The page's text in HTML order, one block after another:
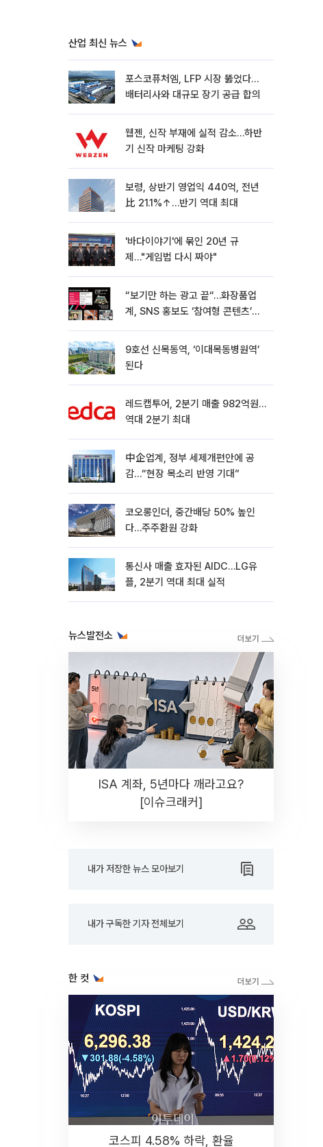
산업 최신 뉴스
포스코퓨처엠, LFP 시장 뚫었다…
배터리사와 대규모 장기 공급 합의
웹젠, 신작 부재에 실적 감소…하반
기 신작 마케팅 강화
보령, 상반기 영업익 440억, 전년
比 21.1%↑…반기 역대 최대
'바다이야기'에 묶인 20년 규
제…"게임법 다시 짜야"
“보기만 하는 광고 끝“…화장품업
계, SNS 홍보도 ‘참여형 콘텐츠’로
9호선 신목동역, ‘이대목동병원역’
된다
레드캡투어, 2분기 매출 982억원…
역대 2분기 최대
中企업계, 정부 세제개편안에 공
감…“현장 목소리 반영 기대”
코오롱인더, 중간배당 50% 높인
다…주주환원 강화
통신사 매출 효자된 AIDC…LG유
플, 2분기 역대 최대 실적
뉴스발전소
ISA 계좌, 5년마다 깨라고요?
[이슈크래커]
내가 저장한 뉴스 모아보기
내가 구독한 기자 전체보기
한 컷
코스피 4.58% 하락, 환율